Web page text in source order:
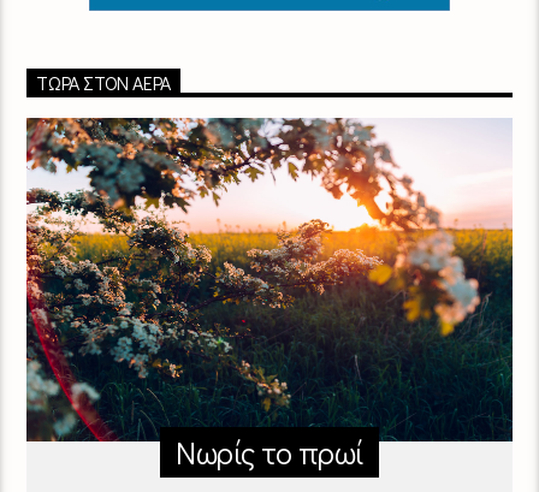
ΤΏΡΑ ΣΤΟΝ ΑΈΡΑ
Νωρίς το πρωί